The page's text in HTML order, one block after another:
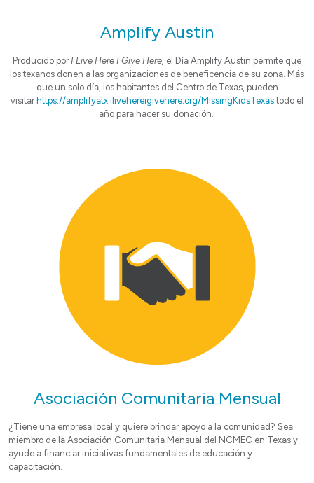
Amplify Austin
Producido porI Live Here I Give Here, el Día Amplify Austin permite que
los texanos donen a las organizaciones de beneficencia de su zona. Más
que un solo día, los habitantes del Centro de Texas, pueden
visitar https://amplifyatx.ilivehereigivehere.org/MissingKidsTexas todo el
año para hacer su donación.
Asociación Comunitaria Mensual
¿Tiene una empresa local y quiere brindar apoyo a la comunidad? Sea
miembro de la Asociación Comunitaria Mensual del NCMEC en Texas y
ayude a financiar iniciativas fundamentales de educación y
capacitación.